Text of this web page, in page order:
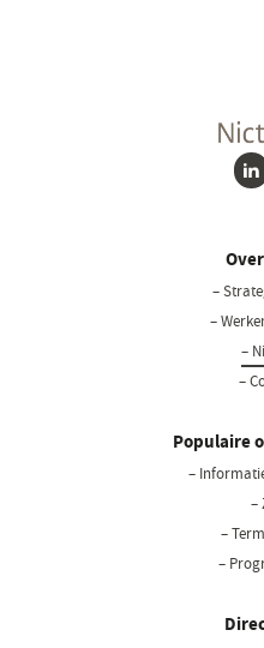
–
–
–
–
Populaire
–
–
–
–